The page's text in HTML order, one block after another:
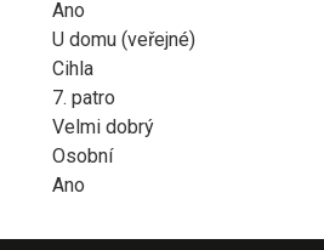
Ano
U domu (veřejné)
Cihla
7. patro
Velmi dobrý
Osobní
Ano